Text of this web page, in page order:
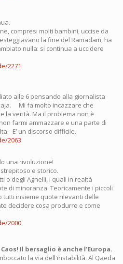
compresi molti bambini, uccise da
la fine del Ramadam, ha
nulla: si continua a uccidere
2271
alle 6 pensando alla giornalista
Mi fa molto incazzare che
la verità. Ma il problema non è
farmi ammazzare e una parte di
E’ un discorso difficile.
2063
una rivoluzione!
e storico.
o degli Agnelli, i quali in realtà
di minoranza. Teoricamente i piccoli
tutti insieme quote rilevanti delle
decidere cosa produrre e come
2000
Il bersaglio è anche l'Europa.
la via dell'instabilità. Al Qaeda